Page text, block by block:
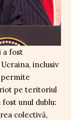
a fost
inclusiv
pe teritoriul
unul dublu:
colectivă,